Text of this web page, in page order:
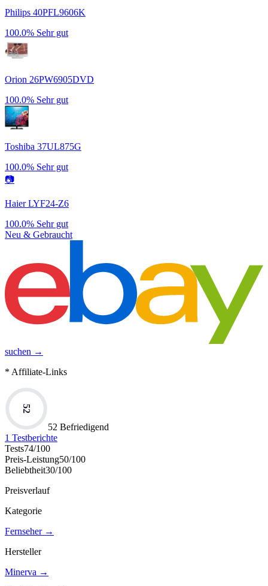
Philips 40PFL9606K
100.0% Sehr gut
Orion 26PW6905DVD
100.0% Sehr gut
Toshiba 37UL875G
100.0% Sehr gut
📷
Haier LYF24-Z6
100.0% Sehr gut
Neu & Gebraucht
suchen →
* Affiliate-Links
52
52 Befriedigend
1 Testberichte
Tests74/100
Preis-Leistung50/100
Beliebtheit30/100
Preisverlauf
Kategorie
Fernseher→
Hersteller
Minerva →